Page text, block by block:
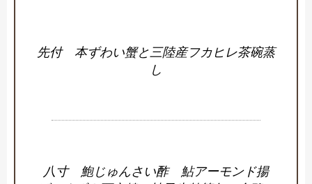
先付 本ずわい蟹と三陸産フカヒレ茶碗蒸
し
八寸 鮑じゅんさい酢 鮎アーモンド揚